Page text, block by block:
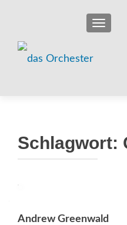
Schlagwort:
Andrew Greenwald